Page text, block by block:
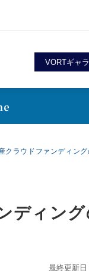
VORTギャ
クラウドファンディン
ディン
最終更新日